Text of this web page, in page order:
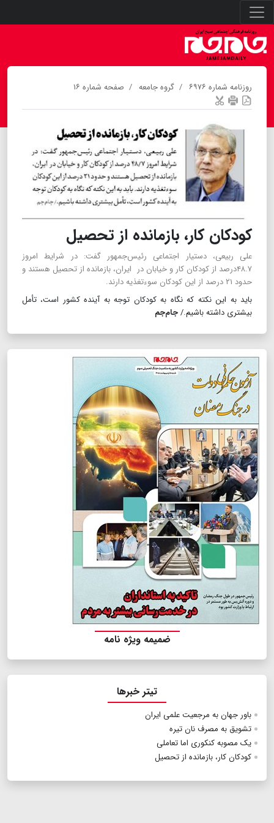
روزنامه شماره ۶۹۷۶ گروه جامعه صفحه شماره ۱۶
کودکان کار، بازمانده از تحصیل
علی ربیعی، دستیار اجتماعی رئیس‌جمهور گفت: در شرایط امروز
۴۸.۷درصد از کودکان کار و خیابان در ایران، بازمانده از تحصیل هستند و
حدود ۲۱ درصد از این کودکان سوء‌تغذیه دارند.
باید به این نکته که نگاه به کودکان توجه به آینده کشور است، تأمل
بیشتری داشته باشیم./جام‌جم
ضمیمه ویژه نامه
تیتر خبرها
باور جهان به مرجعیت علمی ایران
تشویق به مصرف نان تیره
یک مصوبه کنکوری اما تعاملی
کودکان کار، بازمانده از تحصیل